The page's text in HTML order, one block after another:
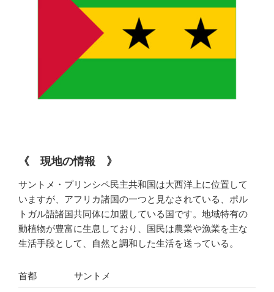
《 現地の情報 》
サントメ・プリンシペ民主共和国は大西洋上に位置して
いますが、アフリカ諸国の一つと見なされている、ポル
トガル語諸国共同体に加盟している国です。地域特有の
動植物が豊富に生息しており、国民は農業や漁業を主な
生活手段として、自然と調和した生活を送っている。
首都 サントメ